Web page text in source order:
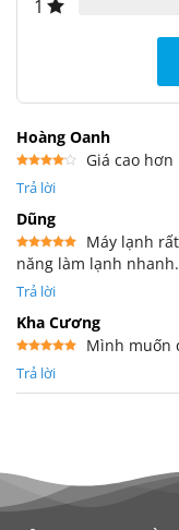
1
Hoàng Oanh
xếp
5 sao
Giá cao
Trả lời
Dũng
Được xếp
hạng5 5
sao
Máy lạnh
năng làm lạnh
Trả lời
Kha Cương
hạng5
Mình muốn
Trả lời